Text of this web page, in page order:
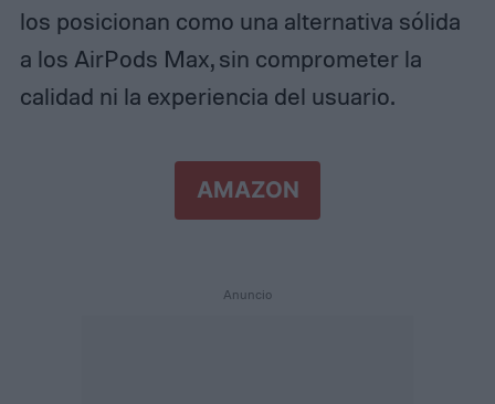
los posicionan como una alternativa sólida
a los AirPods Max, sin comprometer la
calidad ni la experiencia del usuario.
AMAZON